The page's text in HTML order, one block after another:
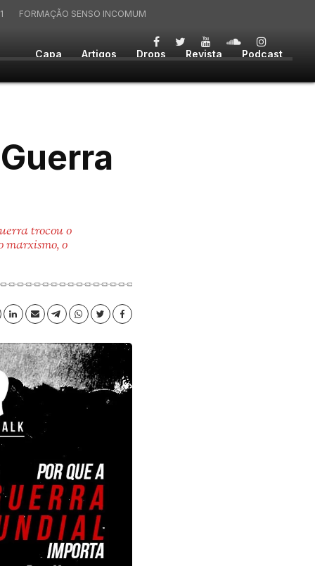
Capa Artigos Drops Revista Podcast
FORMAÇÃO SENSO INCOMUM
trocou o
marxismo, o